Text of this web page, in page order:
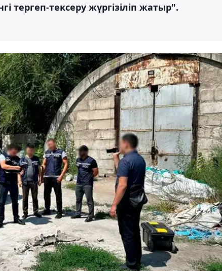
тергеп-тексеру жүргізіліп жатыр".